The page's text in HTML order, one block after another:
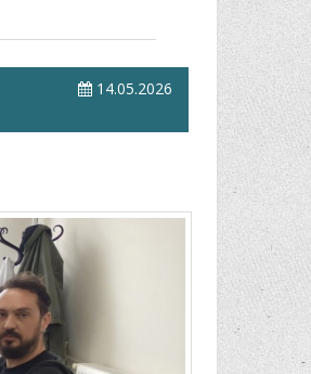
14.05.2026